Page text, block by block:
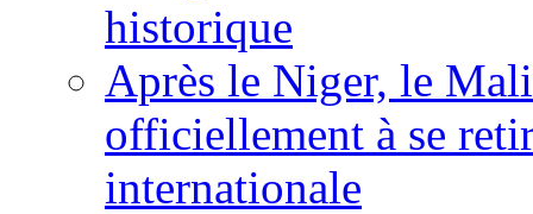
historique
Après le Niger, le
officiellement à se
internationale